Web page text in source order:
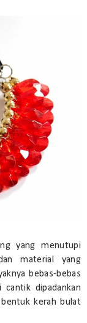
yang menutupi
material yang
bebas-bebas
dipadankan
kerah bulat